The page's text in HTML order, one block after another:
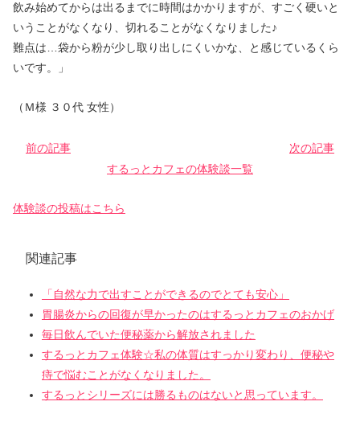
飲み始めてからは出るまでに時間はかかりますが、すごく硬いと
いうことがなくなり、切れることがなくなりました♪
難点は…袋から粉が少し取り出しにくいかな、と感じているくら
いです。」
（Ｍ様 ３０代 女性）
前の記事
次の記事
するっとカフェの体験談一覧
体験談の投稿はこちら
関連記事
「自然な力で出すことができるのでとても安心」
胃腸炎からの回復が早かったのはするっとカフェのおかげ
毎日飲んでいた便秘薬から解放されました
するっとカフェ体験☆私の体質はすっかり変わり、便秘や
痔で悩むことがなくなりました。
するっとシリーズには勝るものはないと思っています。